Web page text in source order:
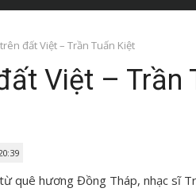
đất Việt – Trần Tuấn Kiệt
Việt – Trần
quê hương Đồng Tháp, nhạc sĩ